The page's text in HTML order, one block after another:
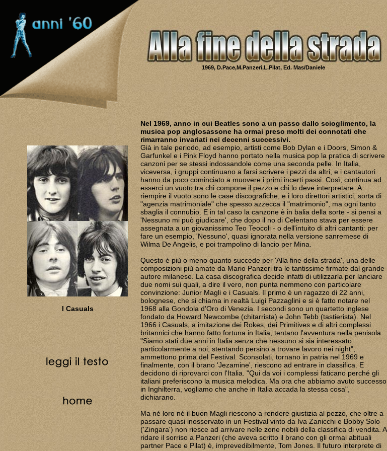
1969, D.Pace,M.Panzeri,L.Pilat, Ed. Mas/Daniele
I Casuals
Nel 1969, anno in cui Beatles sono a un passo dallo scioglimento, la
musica pop anglosassone ha ormai preso molti dei connotati che
rimarranno invariati nei decenni successivi.
Già in tale periodo, ad esempio, artisti come Bob Dylan e i Doors, Simon &
Garfunkel e i Pink Floyd hanno portato nella musica pop la pratica di scrivere
canzoni per se stessi indossandole come una seconda pelle. In Italia,
viceversa, i gruppi continuano a farsi scrivere i pezzi da altri, e i cantautori
hanno da poco cominciato a muovere i primi incerti passi. Così, continua ad
esserci un vuoto tra chi compone il pezzo e chi lo deve interpretare. A
riempire il vuoto sono le case discografiche, e i loro direttori artistici, sorta di
"agenzia matrimoniale" che spesso azzecca il "matrimonio", ma ogni tanto
sbaglia il connubio. E in tal caso la canzone è in balia della sorte - si pensi a
'Nessuno mi può giudicare', che dopo il no di Celentano stava per essere
assegnata a un giovanissimo Teo Teocoli - o dell'intuito di altri cantanti: per
fare un esempio, 'Nessuno', quasi ignorata nella versione sanremese di
Wilma De Angelis, e poi trampolino di lancio per Mina.
Questo è più o meno quanto succede per 'Alla fine della strada', una delle
composizioni più amate da Mario Panzeri tra le tantissime firmate dal grande
autore milanese. La casa discografica decide infatti di utilizzarla per lanciare
due nomi sui quali, a dire il vero, non punta nemmeno con particolare
convinzione: Junior Magli e i Casuals. Il primo è un ragazzo di 22 anni,
bolognese, che si chiama in realtà Luigi Pazzaglini e si è fatto notare nel
1968 alla Gondola d'Oro di Venezia. I secondi sono un quartetto inglese
fondato da Howard Newcombe (chitarrista) e John Tebb (tastierista). Nel
1966 i Casuals, a imitazione dei Rokes, dei Primitives e di altri complessi
britannici che hanno fatto fortuna in Italia, tentano l'avventura nella penisola.
"Siamo stati due anni in Italia senza che nessuno si sia interessato
particolarmente a noi, stentando persino a trovare lavoro nei night",
ammettono prima del Festival. Sconsolati, tornano in patria nel 1969 e
finalmente, con il brano 'Jezamine', riescono ad entrare in classifica. E
decidono di riprovarci con l'Italia. "Qui da voi i complessi faticano perché gli
italiani preferiscono la musica melodica. Ma ora che abbiamo avuto successo
in Inghilterra, vogliamo che anche in Italia accada la stessa cosa",
dichiarano.
Ma né loro né il buon Magli riescono a rendere giustizia al pezzo, che oltre a
passare quasi inosservato in un Festival vinto da Iva Zanicchi e Bobby Solo
('Zingara') non riesce ad arrivare nelle zone nobili della classifica di vendita. A
ridare il sorriso a Panzeri (che aveva scritto il brano con gli ormai abituali
partner Pace e Pilat) è, imprevedibilmente, Tom Jones. Il futuro interprete di